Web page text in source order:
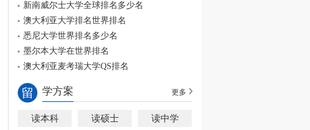
新南威尔士大学全球排名多少名
澳大利亚大学排名世界排名
悉尼大学世界排名多少名
墨尔本大学在世界排名
澳大利亚麦考瑞大学QS排名
留 学方案 更多
读本科 读硕士 读中学